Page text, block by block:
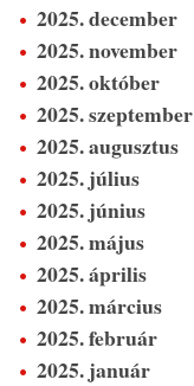
2025. december
2025. november
2025. október
2025. szeptember
2025. augusztus
2025. július
2025. június
2025. május
2025. április
2025. március
2025. február
2025. január